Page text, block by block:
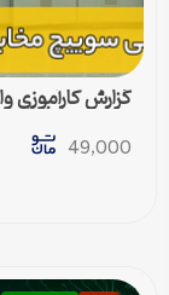
گزارش
سارامین – فایل ورد
49,000